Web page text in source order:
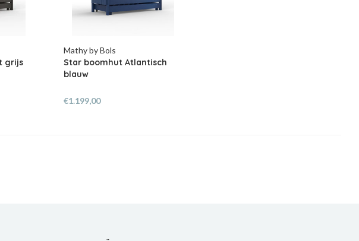
grijs
Mathy by Bols
Star boomhut Atlantisch
blauw
€1.199,00